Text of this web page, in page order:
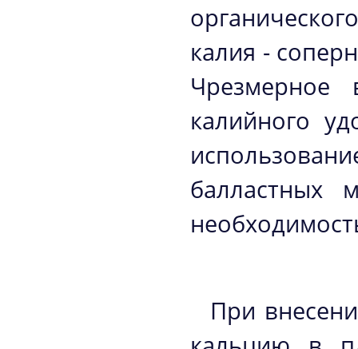
калия -
Чрезмерное
калийного
балластных
При